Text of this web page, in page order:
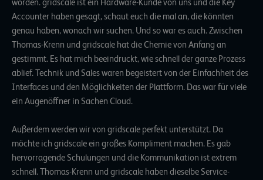
worden. gridscale ist ein Hardware-Kunde von uns und die Key
Accounter haben gesagt, schaut euch die mal an, die könnten
genau haben, wonach wir suchen. Und so war es auch. Zwischen
Thomas-Krenn und gridscale hat die Chemie von Anfang an
gestimmt. Es hat mich beeindruckt, wie schnell der ganze Prozess
ablief. Technik und Sales waren begeistert von der Einfachheit des
Interfaces und den Möglichkeiten der Plattform. Das war für viele
ein Augenöffner in Sachen Cloud.
Außerdem werden wir von gridscale perfekt unterstützt. Da
möchte ich gridscale ein großes Kompliment machen. Es gab
hervorragende Schulungen und die Kommunikation ist extrem
schnell. Thomas-Krenn und gridscale haben dieselbe Service-